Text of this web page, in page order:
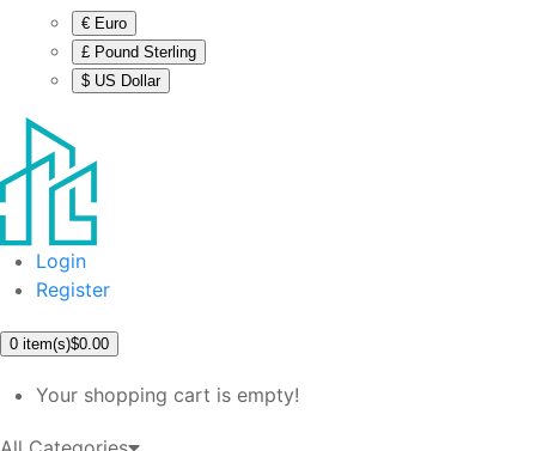
€ Euro
£ Pound Sterling
$ US Dollar
Login
Register
0 item(s)$0.00
Your shopping cart is empty!